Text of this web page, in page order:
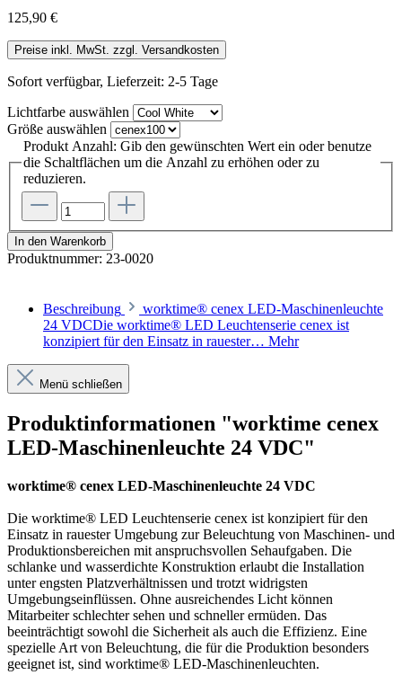
125,90 €
Preise inkl. MwSt. zzgl. Versandkosten
Sofort verfügbar, Lieferzeit: 2-5 Tage
Lichtfarbe auswählen
Größe auswählen
Produkt Anzahl: Gib den gewünschten Wert ein oder benutze
die Schaltflächen um die Anzahl zu erhöhen oder zu
reduzieren.
In den Warenkorb
Produktnummer: 23-0020
Beschreibung
worktime® cenex LED-Maschinenleuchte
24 VDCDie worktime® LED Leuchtenserie cenex ist
konzipiert für den Einsatz in rauester… Mehr
Menü schließen
Produktinformationen "worktime cenex
LED-Maschinenleuchte 24 VDC"
worktime® cenex LED-Maschinenleuchte 24 VDC
Die worktime® LED Leuchtenserie cenex ist konzipiert für den
Einsatz in rauester Umgebung zur Beleuchtung von Maschinen- und
Produktionsbereichen mit anspruchsvollen Sehaufgaben. Die
schlanke und wasserdichte Konstruktion erlaubt die Installation
unter engsten Platzverhältnissen und trotzt widrigsten
Umgebungseinflüssen. Ohne ausreichendes Licht können
Mitarbeiter schlechter sehen und schneller ermüden. Das
beeinträchtigt sowohl die Sicherheit als auch die Effizienz. Eine
spezielle Art von Beleuchtung, die für die Produktion besonders
geeignet ist, sind worktime® LED-Maschinenleuchten.